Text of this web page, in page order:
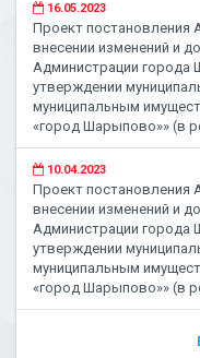
16.05.2023
Проект постановления
внесении изменений и
Администрации города
утверждении
муниципальным
«город Шарыпово»» (в
10.04.2023
Проект постановления
внесении изменений и
Администрации города
утверждении
муниципальным
«город Шарыпово»» (в